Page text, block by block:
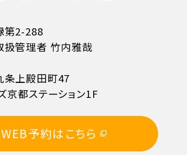
る日以前
る日以前
第2-288
管理者 竹内雅哉
条上殿田町47
京都ステーション1F
WEB予約はこちら